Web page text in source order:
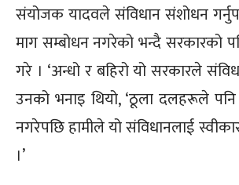
संयोजक यादवले संविधान संशोधन
माग सम्बोधन नगरेको भन्दै सरकारको
गरे । ‘अन्धो र बहिरो यो सरकारले
उनको भनाइ थियो, ‘ठूला दलहरूले
नगरेपछि हामीले यो संविधानलाई
।’